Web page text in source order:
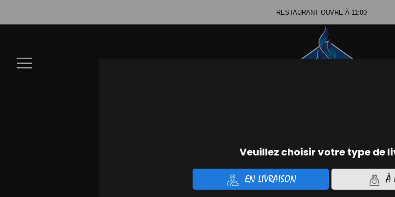
RESTAURANT OUVRE À 11:00
×